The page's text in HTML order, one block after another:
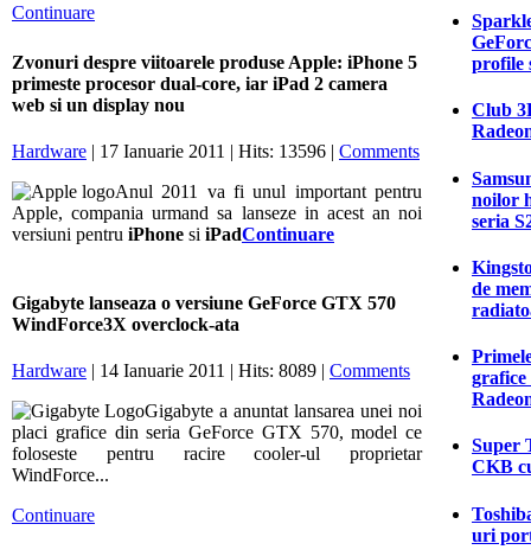
Continuare
Zvonuri despre viitoarele produse Apple: iPhone 5
primeste procesor dual-core, iar iPad 2 camera
web si un display nou
Hardware | 17 Ianuarie 2011 | Hits: 13596 | Comments
Anul 2011 va fi unul important pentru
Apple, compania urmand sa lanseze in acest an noi
versiuni pentru iPhone si iPadContinuare
Gigabyte lanseaza o versiune GeForce GTX 570
WindForce3X overclock-ata
Hardware | 14 Ianuarie 2011 | Hits: 8089 | Comments
Gigabyte a anuntat lansarea unei noi
placi grafice din seria GeForce GTX 570, model ce
foloseste pentru racire cooler-ul proprietar
WindForce...
Continuare
profile
Club
noilor
seria
de
grafice
Super
CKB
uri